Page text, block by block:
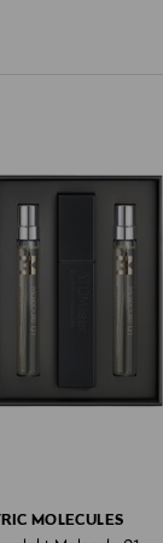
MOLECULES